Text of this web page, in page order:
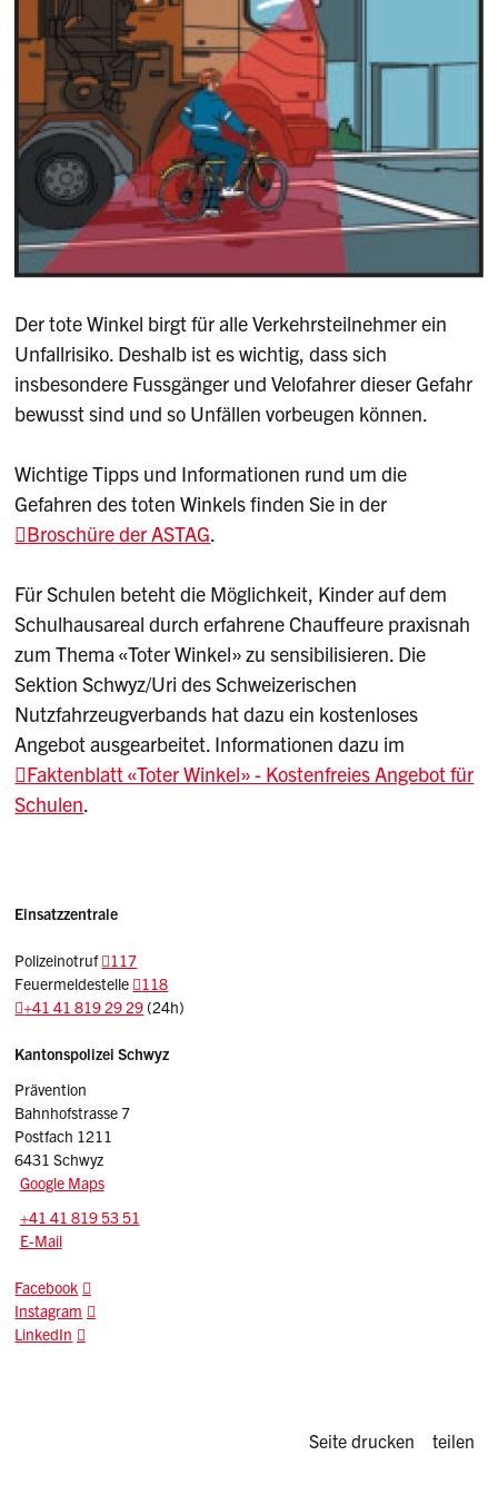
Der tote Winkel birgt für alle Verkehrsteilnehmer ein
Unfallrisiko. Deshalb ist es wichtig, dass sich
insbesondere Fussgänger und Velofahrer dieser Gefahr
bewusst sind und so Unfällen vorbeugen können.
Wichtige Tipps und Informationen rund um die
Gefahren des toten Winkels finden Sie in der
Broschüre der ASTAG.
Für Schulen beteht die Möglichkeit, Kinder auf dem
Schulhausareal durch erfahrene Chauffeure praxisnah
zum Thema «Toter Winkel» zu sensibilisieren. Die
Sektion Schwyz/Uri des Schweizerischen
Nutzfahrzeugverbands hat dazu ein kostenloses
Angebot ausgearbeitet. Informationen dazu im
Faktenblatt «Toter Winkel» - Kostenfreies Angebot für
Schulen.
Einsatzzentrale
Polizeinotruf
117
Feuermeldestelle
118
+41 41 819 29 29(24h)
Sidebar
Adresse
Kantonspolizei Schwyz
Prävention
Bahnhofstrasse 7
Postfach 1211
6431 Schwyz
Google Maps
Tel.:
+41 41 819 53 51
E-Mail: praevention.kapo
E-Mail
Facebook
Instagram
LinkedIn
Diese Seite
Seite drucken teilen